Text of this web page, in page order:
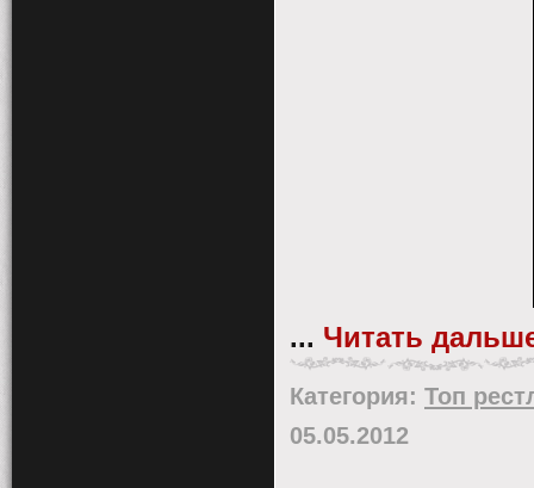
... Читать
Категория: Топ
05.05.2012